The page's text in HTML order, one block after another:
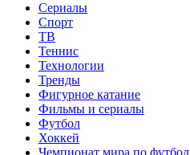
Сериалы
Спорт
ТВ
Теннис
Технологии
Тренды
Фигурное катание
Фильмы и сериалы
Футбол
Хоккей
Чемпионат мира по